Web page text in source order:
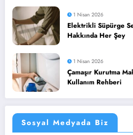
1 Nisan 2026
Elektrikli Süpürge
Hakkında Her Şey
1 Nisan 2026
Çamaşır Kurutma
Kullanım Rehberi
Sosyal Medyada Biz